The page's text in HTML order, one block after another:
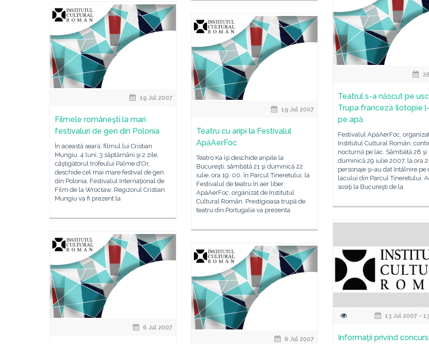
Teatrul s-a născut pe
Trupa franceză Ilotopie
pe apă
Festivalul ApăAerFoc,
Institutul Cultural Român,
nocturnă pe lac. Sâmbătă 28 şi
duminică 29 iulie 2007, la ora
personaje şi-au dat întâlnire pe
lacului din Parcul Tineretului.
sosiţi la Bucureşti de la
19 Jul 2007
Filmele româneşti la mari
festivaluri de gen din Polonia
În această seară, filmul lui Cristian
Mungiu, 4 luni, 3 săptămâni şi 2 zile,
câştigătorul trofeului Palme d'Or,
deschide cel mai mare festival de gen
din Polonia, Festivalul Internaţional de
Film de la Wrocław. Regizorul Cristian
Mungiu va fi prezent la
19 Jul 2007
Teatru cu aripi la Festivalul
ApăAerFoc
Teatro Ka îşi deschide aripile la
Bucureşti, sâmbătă 21 şi duminică 22
iulie, ora 19. 00, în Parcul Tineretului, la
Festivalul de teatru în aer liber
ApăAerFoc, organizat de Institutul
Cultural Român. Prestigioasa trupă de
teatru din Portugalia va prezenta
13 Jul 2007 -
Informaţii privind
6 Jul 2007
6 Jul 2007